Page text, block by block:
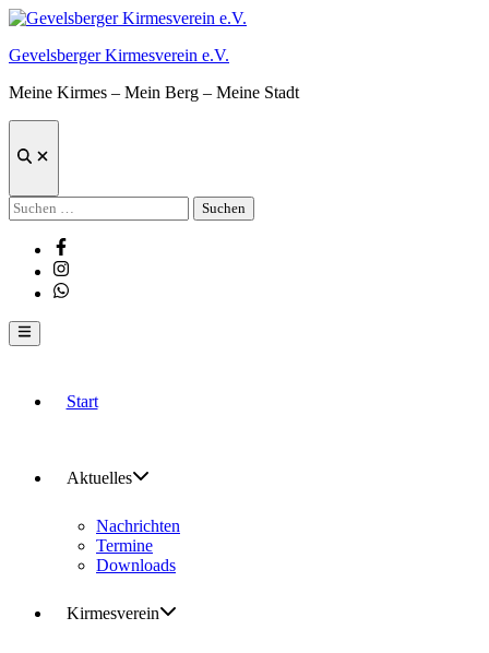
Zum
springen
Gevelsberger Kirmesverein e.V.
Meine Kirmes – Mein Berg – Meine Stadt
Suche
Suchen
nach:
Facebook
Instagram
Whatsapp
Hauptmenü
Start
Aktuelles
Nachrichten
Termine
Downloads
Kirmesverein